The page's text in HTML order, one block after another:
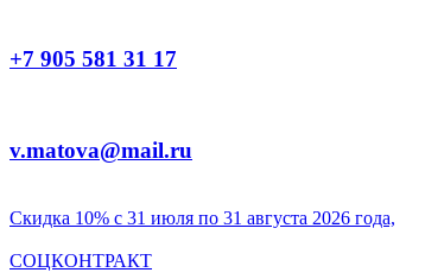
+7 905 581 31 17
v.matova@mail.ru
Скидка 10% с 31 июля по 31 августа 2026 года,
СОЦКОНТРАКТ